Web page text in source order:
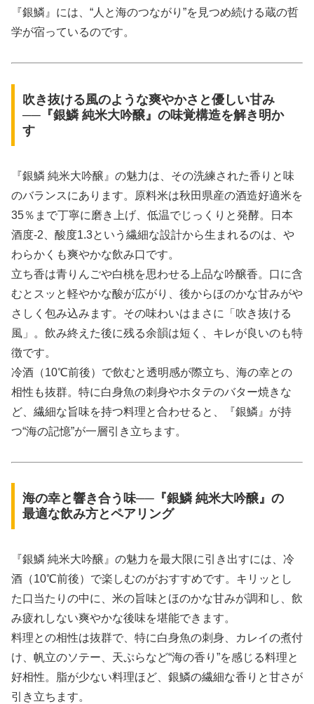
『銀鱗』には、“人と海のつながり”を見つめ続ける蔵の哲
学が宿っているのです。
吹き抜ける風のような爽やかさと優しい甘み
──『銀鱗 純米大吟醸』の味覚構造を解き明か
す
『銀鱗 純米大吟醸』の魅力は、その洗練された香りと味
のバランスにあります。原料米は秋田県産の酒造好適米を
35％まで丁寧に磨き上げ、低温でじっくりと発酵。日本
酒度-2、酸度1.3という繊細な設計から生まれるのは、や
わらかくも爽やかな飲み口です。
立ち香は青りんごや白桃を思わせる上品な吟醸香。口に含
むとスッと軽やかな酸が広がり、後からほのかな甘みがや
さしく包み込みます。その味わいはまさに「吹き抜ける
風」。飲み終えた後に残る余韻は短く、キレが良いのも特
徴です。
冷酒（10℃前後）で飲むと透明感が際立ち、海の幸との
相性も抜群。特に白身魚の刺身やホタテのバター焼きな
ど、繊細な旨味を持つ料理と合わせると、『銀鱗』が持
つ“海の記憶”が一層引き立ちます。
海の幸と響き合う味──『銀鱗 純米大吟醸』の
最適な飲み方とペアリング
『銀鱗 純米大吟醸』の魅力を最大限に引き出すには、冷
酒（10℃前後）で楽しむのがおすすめです。キリッとし
た口当たりの中に、米の旨味とほのかな甘みが調和し、飲
み疲れしない爽やかな後味を堪能できます。
料理との相性は抜群で、特に白身魚の刺身、カレイの煮付
け、帆立のソテー、天ぷらなど“海の香り”を感じる料理と
好相性。脂が少ない料理ほど、銀鱗の繊細な香りと甘さが
引き立ちます。